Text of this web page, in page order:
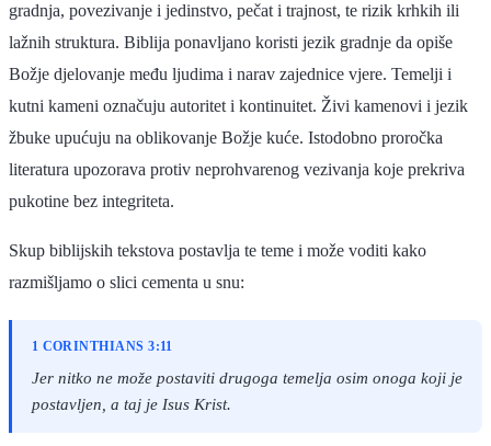
gradnja, povezivanje i jedinstvo, pečat i trajnost, te rizik krhkih ili
lažnih struktura. Biblija ponavljano koristi jezik gradnje da opiše
Božje djelovanje među ljudima i narav zajednice vjere. Temelji i
kutni kameni označuju autoritet i kontinuitet. Živi kamenovi i jezik
žbuke upućuju na oblikovanje Božje kuće. Istodobno proročka
literatura upozorava protiv neprohvarenog vezivanja koje prekriva
pukotine bez integriteta.
Skup biblijskih tekstova postavlja te teme i može voditi kako
razmišljamo o slici cementa u snu:
1 CORINTHIANS 3:11
Jer nitko ne može postaviti drugoga temelja osim onoga koji je
postavljen, a taj je Isus Krist.